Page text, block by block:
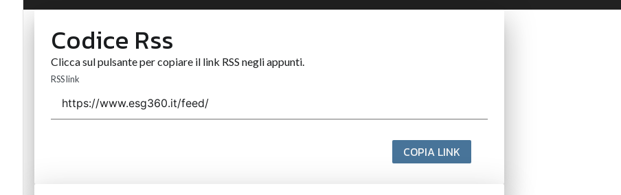
Codice Rss
Clicca sul pulsante per copiare il link RSS negli appunti.
RSS link
COPIA LINK